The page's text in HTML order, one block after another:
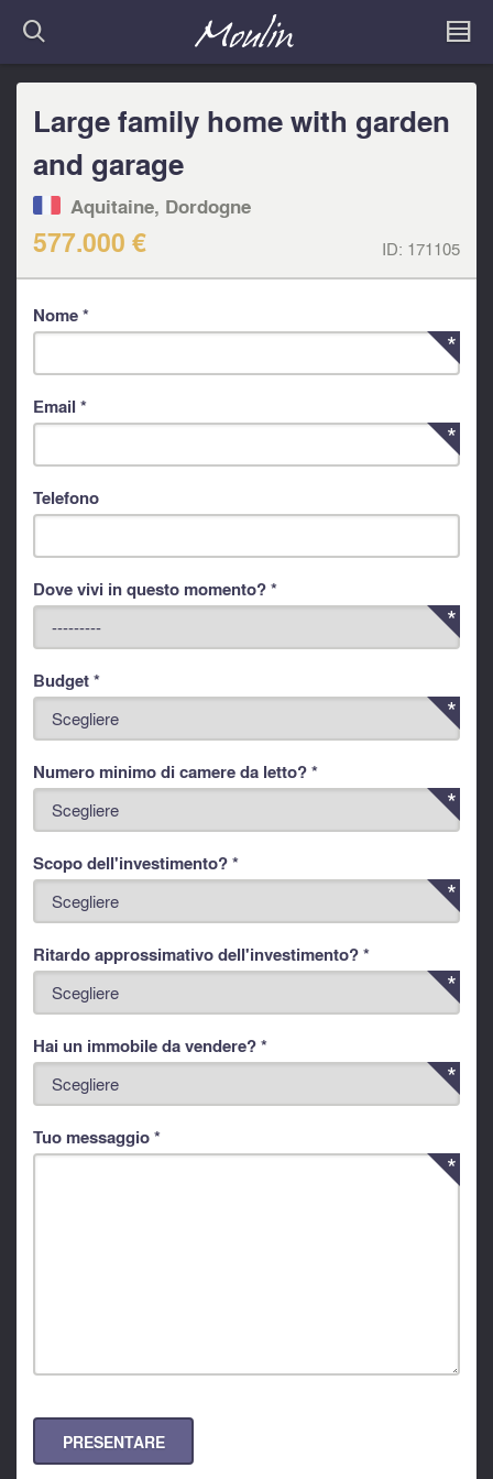
Large family home with garden
and garage
Aquitaine, Dordogne
577.000 € ID: 171105
Nome *
Email *
Telefono
Dove vivi in questo momento? *
Budget *
Numero minimo di camere da letto? *
Scopo dell'investimento? *
Ritardo approssimativo dell'investimento? *
Hai un immobile da vendere? *
Tuo messaggio *
PRESENTARE